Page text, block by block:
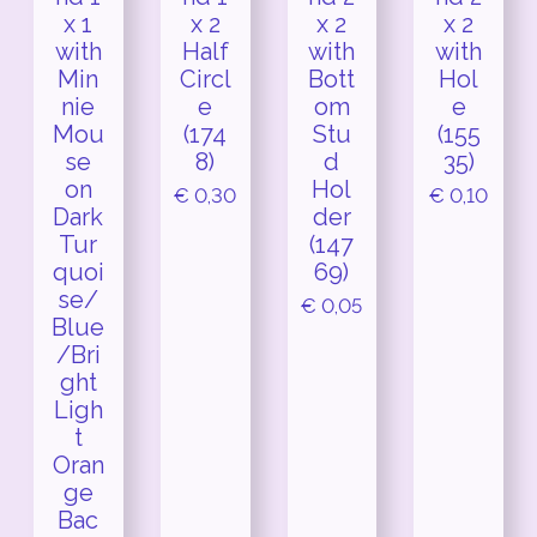
x 1
with
Min
nie
Mou
se
on
Dark
Tur
quoi
se/
Blue
/Bri
ght
Ligh
t
Oran
ge
Bac
x 2
Half
Circl
e
(174
8)
€ 0,30
x 2
with
Bott
om
Stu
d
Hol
der
(147
69)
€ 0,05
x 2
with
Hol
e
(155
35)
€ 0,10